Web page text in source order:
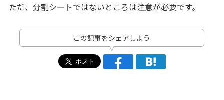
ただ、分割シートではないところは注意が必要です。
この記事をシェアしよう